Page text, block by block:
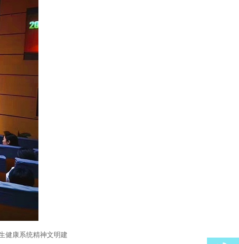
健康系统精神文明建